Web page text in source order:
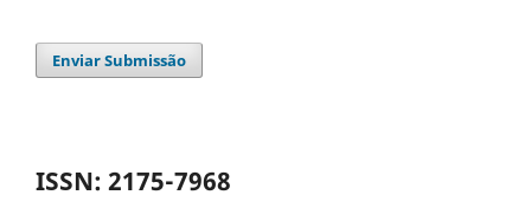
Enviar Submissão
ISSN: 2175-7968